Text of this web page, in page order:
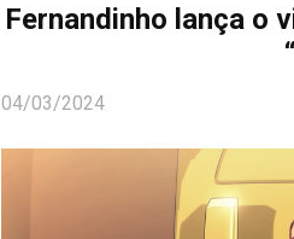
Fernandinho lança o
04/03/2024